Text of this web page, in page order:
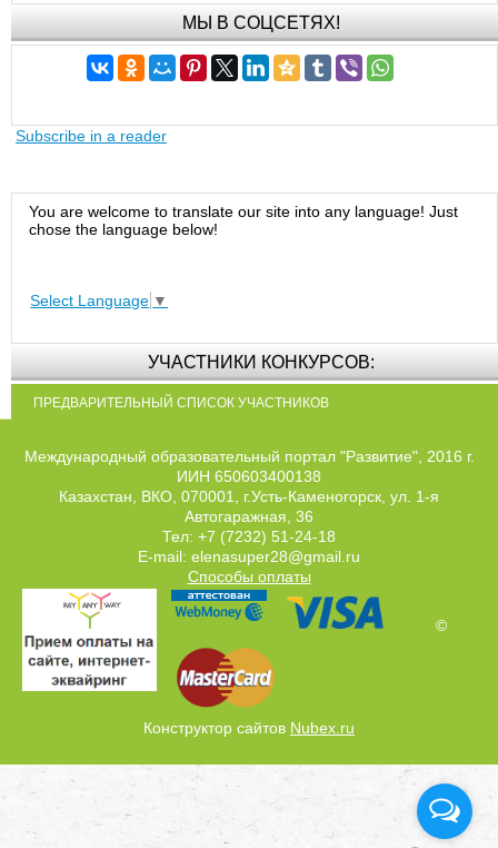
МЫ В СОЦСЕТЯХ!
Subscribe in a reader
You are welcome to translate our site into any language! Just
chose the language below!
Select Language ▼
УЧАСТНИКИ КОНКУРСОВ:
ПРЕДВАРИТЕЛЬНЫЙ СПИСОК УЧАСТНИКОВ
Международный образовательный портал "Развитие", 2016 г.
ИИН 650603400138
Казахстан, ВКО, 070001, г.Усть-Каменогорск, ул. 1-я
Автогаражная, 36
Тел: +7 (7232) 51-24-18
E-mail: elenasuper28@gmail.ru
Способы оплаты
©
Конструктор сайтов Nubex.ru